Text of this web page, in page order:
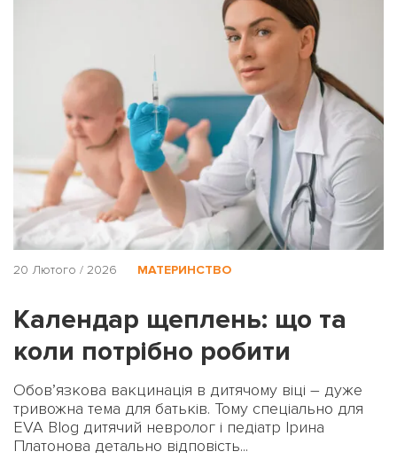
20 Лютого / 2026 МАТЕРИНСТВО
Календар щеплень: що та
коли потрібно робити
Обов’язкова вакцинація в дитячому віці – дуже
тривожна тема для батьків. Тому спеціально для
EVA Blog дитячий невролог і педіатр Ірина
Платонова детально відповість...